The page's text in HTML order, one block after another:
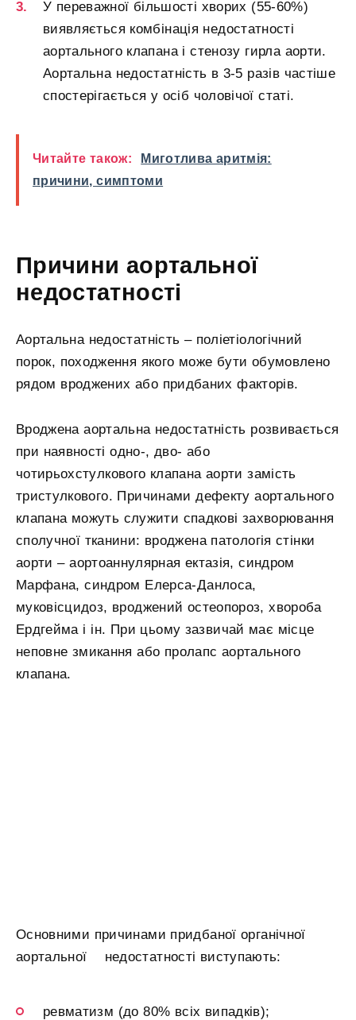
У переважної більшості хворих (55-60%)
виявляється комбінація недостатності
аортального клапана і стенозу гирла аорти.
Аортальна недостатність в 3-5 разів частіше
спостерігається у осіб чоловічої статі.
Читайте також:
Миготлива аритмія:
причини, симптоми
Причини аортальної
недостатності
Аортальна недостатність – поліетіологічний
порок, походження якого може бути обумовлено
рядом вроджених або придбаних факторів.
Вроджена аортальна недостатність розвивається
при наявності одно-, дво- або
чотирьохстулкового клапана аорти замість
тристулкового. Причинами дефекту аортального
клапана можуть служити спадкові захворювання
сполучної тканини: вроджена патологія стінки
аорти – аортоаннулярная ектазія, синдром
Марфана, синдром Елерса-Данлоса,
муковісцидоз, вроджений остеопороз, хвороба
Ердгейма і ін. При цьому зазвичай має місце
неповне змикання або пролапс аортального
клапана.
Основними причинами придбаної органічної
аортальної недостатності виступають:
ревматизм (до 80% всіх випадків);